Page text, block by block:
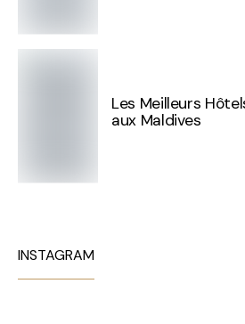
Les Meilleurs
aux Maldives
INSTAGRAM